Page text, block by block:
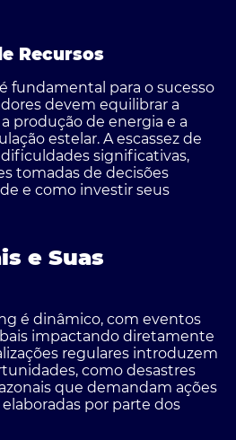
Recursos
fundamental para o sucesso
devem equilibrar a
produção de energia e a
estelar. A escassez de
significativas,
tomadas de decisões
e como investir seus
e Suas
é dinâmico, com eventos
impactando diretamente
regulares introduzem
como desastres
que demandam ações
por parte dos